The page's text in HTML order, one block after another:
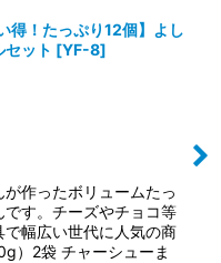
得！たっぷり12個】よし
ット [YF-8]
作ったボリュームたっ
す。チーズやチョコ等
幅広い世代に人気の商
）2袋 チャーシューま